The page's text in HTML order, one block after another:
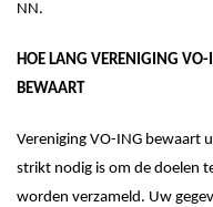
NN.
HOE LANG VERENIGING VO-
BEWAART
Vereniging VO-ING bewaart
strikt nodig is om de doelen
worden verzameld. Uw